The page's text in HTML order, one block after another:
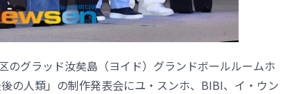
のグラッド汝矣島（ヨイド）グランドボールルームホ
の人類」の制作発表会にユ・スンホ、BIBI、イ・ウン